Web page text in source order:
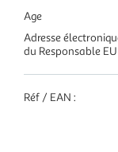
Age
Adresse
du Responsable EU
Réf / EAN :